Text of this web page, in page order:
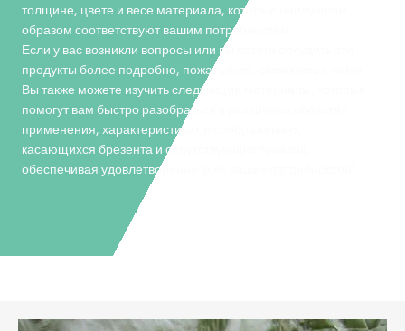
толщине, цвете и весе материала, которые наилучшим
образом соответствуют вашим потребностям.
Если у вас возникли вопросы или вы хотите обсудить эти
продукты более подробно, пожалуйста, свяжитесь с нами.
Вы также можете изучить следующие материалы, которые
помогут вам быстро разобраться в различных областях
применения, характеристиках и соображениях,
касающихся брезента и сопутствующих товаров,
обеспечивая удовлетворение всех ваших потребностей!